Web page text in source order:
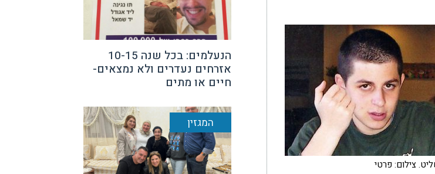
צילום: פרטי
הנעלמים: בכל שנה 10-15
אזרחים נעדרים ולא נמצאים-
חיים או מתים
המגזין